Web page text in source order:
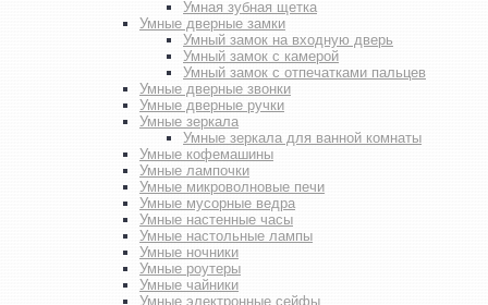
Умная зубная щетка
Умные дверные замки
Умный замок на входную дверь
Умный замок с камерой
Умный замок с отпечатками пальцев
Умные дверные звонки
Умные дверные ручки
Умные зеркала
Умные зеркала для ванной комнаты
Умные кофемашины
Умные лампочки
Умные микроволновые печи
Умные мусорные ведра
Умные настенные часы
Умные настольные лампы
Умные ночники
Умные роутеры
Умные чайники
Умные электронные сейфы